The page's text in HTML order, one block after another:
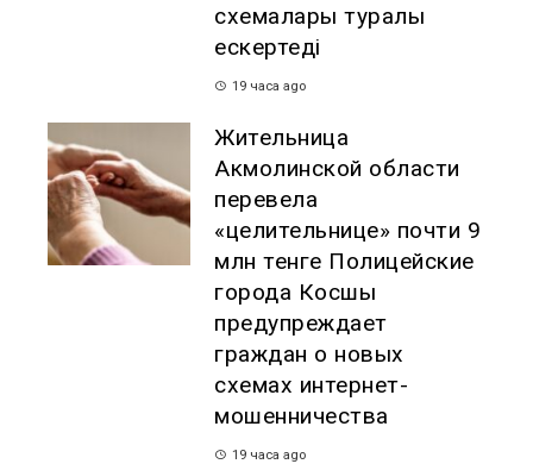
схемалары туралы
ескертеді
19 часа ago
Жительница
Акмолинской области
перевела
«целительнице» почти 9
млн тенге Полицейские
города Косшы
предупреждает
граждан о новых
схемах интернет-
мошенничества
19 часа ago